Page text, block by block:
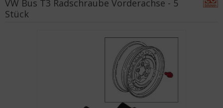
VW Bus T3 Radschraube Vorderachse - 5
Stück